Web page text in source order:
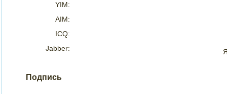
YIM:
AIM:
ICQ:
Jabber:
Подпись